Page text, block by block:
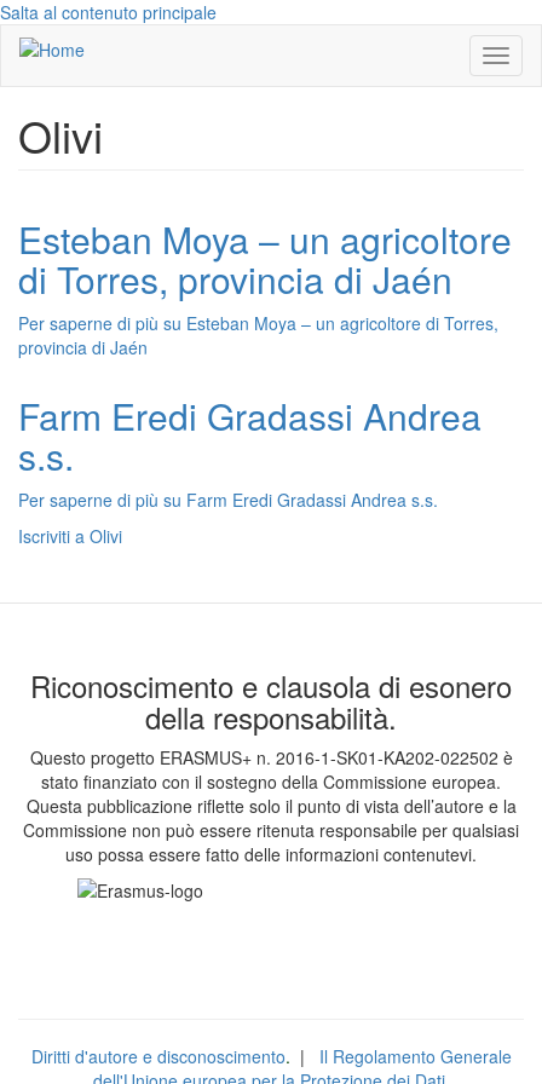
Salta al contenuto principale
Olivi
Esteban Moya – un agricoltore
di Torres, provincia di Jaén
Per saperne di più su Esteban Moya – un agricoltore di Torres,
provincia di Jaén
Farm Eredi Gradassi Andrea
s.s.
Per saperne di più su Farm Eredi Gradassi Andrea s.s.
Iscriviti a Olivi
Riconoscimento e clausola di esonero
della responsabilità.
Questo progetto ERASMUS+ n. 2016-1-SK01-KA202-022502 è
stato finanziato con il sostegno della Commissione europea.
Questa pubblicazione riflette solo il punto di vista dell’autore e la
Commissione non può essere ritenuta responsabile per qualsiasi
uso possa essere fatto delle informazioni contenutevi.
Diritti d'autore e disconoscimento. |
Il Regolamento Generale